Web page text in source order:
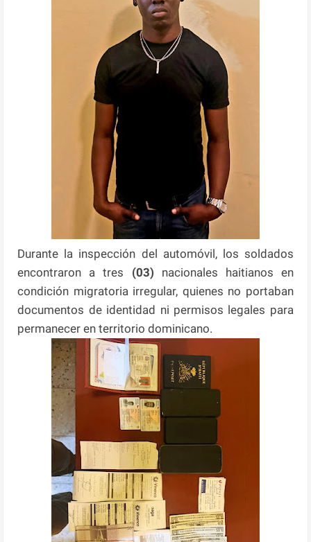
Durante la inspección del automóvil, los soldados
encontraron a tres (03) nacionales haitianos en
condición migratoria irregular, quienes no portaban
documentos de identidad ni permisos legales para
permanecer en territorio dominicano.